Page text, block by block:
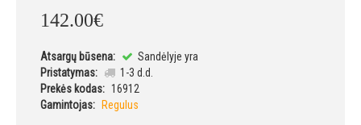
142.00€
Atsargų būsena:
Sandėlyje yra
Pristatymas:
1-3 d.d.
Prekės kodas: 16912
Gamintojas:
Regulus